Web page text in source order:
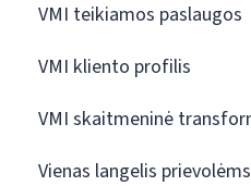
VMI teikiamos paslaugos
VMI kliento profilis
VMI skaitmeninė
Vienas langelis